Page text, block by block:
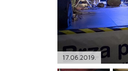
17.06.2019.